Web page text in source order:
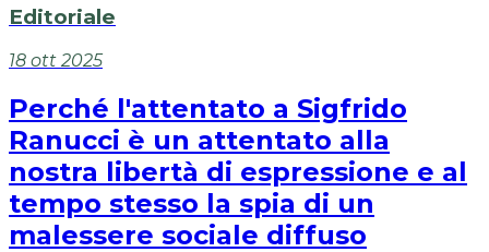
Editoriale
18 ott 2025
Perché l'attentato a Sigfrido
Ranucci è un attentato alla
nostra libertà di espressione e al
tempo stesso la spia di un
malessere sociale diffuso